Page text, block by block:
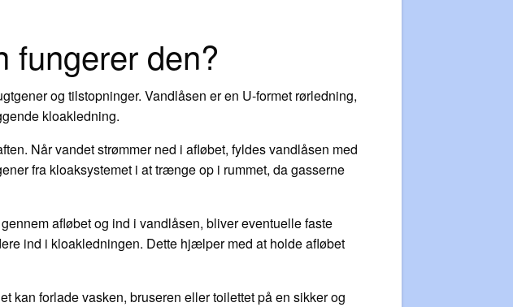
fungerer den?
og tilstopninger. Vandlåsen er en U-formet rørledning,
kloakledning.
Når vandet strømmer ned i afløbet, fyldes vandlåsen med
fra kloaksystemet i at trænge op i rummet, da gasserne
afløbet og ind i vandlåsen, bliver eventuelle faste
ind i kloakledningen. Dette hjælper med at holde afløbet
kan forlade vasken, bruseren eller toilettet på en sikker og